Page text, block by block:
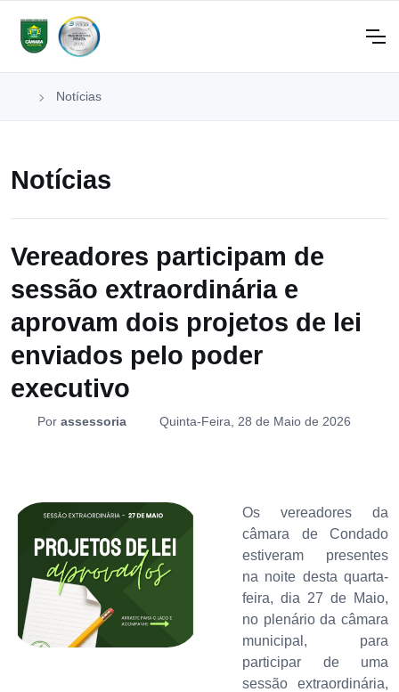
Notícias
Notícias
Vereadores participam de
sessão extraordinária e
aprovam dois projetos de lei
enviados pelo poder
executivo
Por assessoria Quinta-Feira, 28 de Maio de 2026
Os vereadores da
câmara de Condado
estiveram presentes
na noite desta quarta-
feira, dia 27 de Maio,
no plenário da câmara
municipal, para
participar de uma
sessão extraordinária,